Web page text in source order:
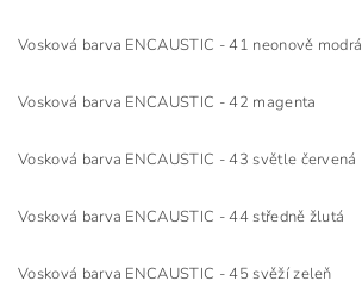
Vosková barva ENCAUSTIC - 41 neonově modrá
Vosková barva ENCAUSTIC - 42 magenta
Vosková barva ENCAUSTIC - 43 světle červená
Vosková barva ENCAUSTIC - 44 středně žlutá
Vosková barva ENCAUSTIC - 45 svěží zeleň